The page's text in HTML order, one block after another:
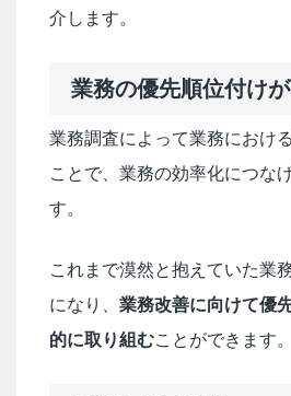
介します。
業務の優先順位付け
業務調査によって業務におけ
ことで、業務の効率化につな
す。
これまで漠然と抱えていた業
になり、 業務改善に向けて優
的に取り組むことができます。